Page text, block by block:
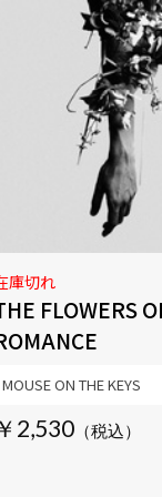
FLOWERS
庫切れ
￥2,530
MOUSE ON THE KEYS